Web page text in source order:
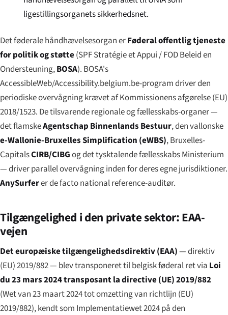
ligestillingsorganets sikkerhedsnet.
Det føderale håndhævelsesorgan erFøderal offentlig tjeneste
for politik og støtte(SPF Stratégie et Appui/FOD Beleid en
Ondersteuning,BOSA). BOSA's
AccessibleWeb/Accessibility.belgium.be-program driver den
periodiske overvågning krævet af Kommissionens afgørelse (EU)
2018/1523. De tilsvarende regionale og fællesskabs-organer —
det flamskeAgentschap Binnenlands Bestuur, den vallonske
e-Wallonie-Bruxelles Simplification (eWBS), Bruxelles-
CapitalsCIRB/CIBGog det tysktalende fællesskabs Ministerium
— driver parallel overvågning inden for deres egne jurisdiktioner.
AnySurferer de facto national reference-auditør.
Tilgængelighed i den private sektor: EAA-
vejen
Det europæiske tilgængelighedsdirektiv (EAA)— direktiv
(EU) 2019/882 — blev transponeret til belgisk føderal ret via Loi
du 23 mars 2024 transposant la directive (UE) 2019/882
(Wet van 23 maart 2024 tot omzetting van richtlijn (EU)
2019/882), kendt som Implementatiewet 2024på den